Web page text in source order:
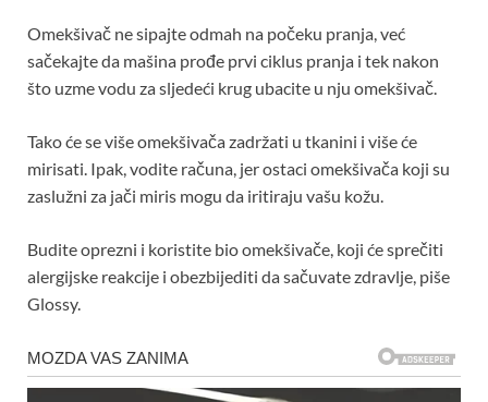
Omekšivač ne sipajte odmah na počeku pranja, već
sačekajte da mašina prođe prvi ciklus pranja i tek nakon
što uzme vodu za sljedeći krug ubacite u nju omekšivač.
Tako će se više omekšivača zadržati u tkanini i više će
mirisati. Ipak, vodite računa, jer ostaci omekšivača koji su
zaslužni za jači miris mogu da iritiraju vašu kožu.
Budite oprezni i koristite bio omekšivače, koji će sprečiti
alergijske reakcije i obezbijediti da sačuvate zdravlje, piše
Glossy.